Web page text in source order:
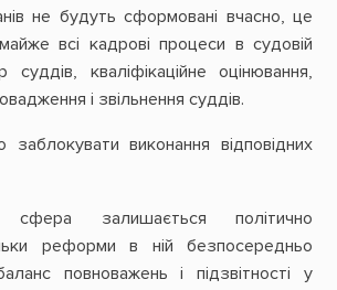
не будуть сформовані вчасно, це
всі кадрові процеси в судовій
кваліфікаційне оцінювання,
і звільнення суддів.
виконання відповідних
сфера залишається політично
реформи в ній безпосередньо
повноважень і підзвітності у